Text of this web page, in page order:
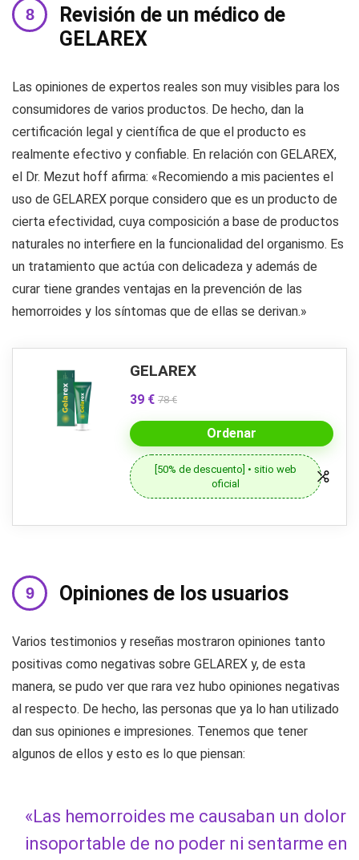
Revisión de un médico de
GELAREX
Las opiniones de expertos reales son muy visibles para los
consumidores de varios productos. De hecho, dan la
certificación legal y científica de que el producto es
realmente efectivo y confiable. En relación con GELAREX,
el Dr. Mezut hoff afirma: «Recomiendo a mis pacientes el
uso de GELAREX porque considero que es un producto de
cierta efectividad, cuya composición a base de productos
naturales no interfiere en la funcionalidad del organismo. Es
un tratamiento que actúa con delicadeza y además de
curar tiene grandes ventajas en la prevención de las
hemorroides y los síntomas que de ellas se derivan.»
GELAREX
39 € 78 €
Ordenar
[50% de descuento] • sitio web
oficial
Opiniones de los usuarios
Varios testimonios y reseñas mostraron opiniones tanto
positivas como negativas sobre GELAREX y, de esta
manera, se pudo ver que rara vez hubo opiniones negativas
al respecto. De hecho, las personas que ya lo han utilizado
dan sus opiniones e impresiones. Tenemos que tener
algunos de ellos y esto es lo que piensan:
«Las hemorroides me causaban un dolor
insoportable de no poder ni sentarme en